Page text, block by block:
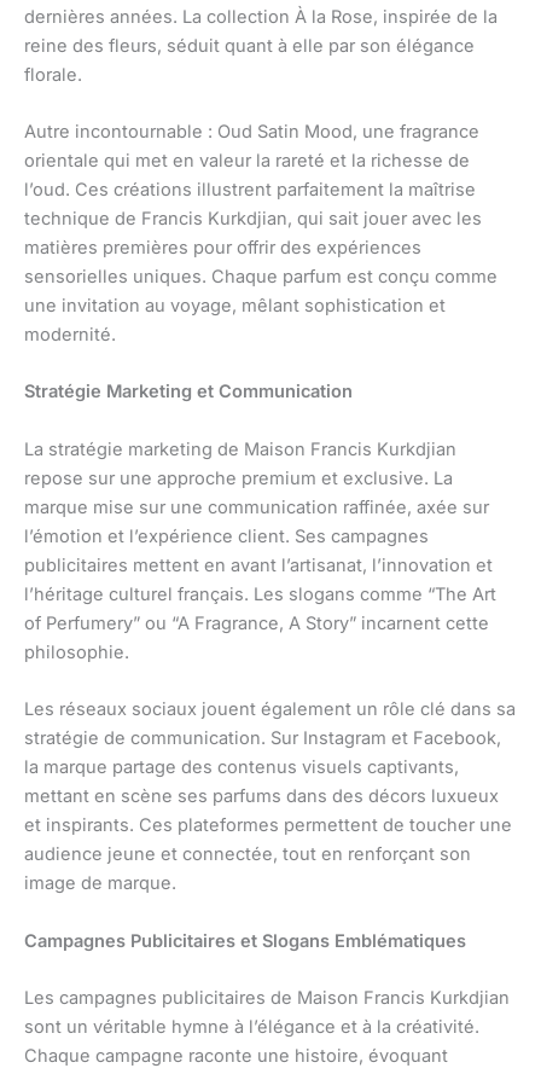
dernières années. La collection À la Rose, inspirée de la
reine des fleurs, séduit quant à elle par son élégance
florale.
Autre incontournable : Oud Satin Mood, une fragrance
orientale qui met en valeur la rareté et la richesse de
l’oud. Ces créations illustrent parfaitement la maîtrise
technique de Francis Kurkdjian, qui sait jouer avec les
matières premières pour offrir des expériences
sensorielles uniques. Chaque parfum est conçu comme
une invitation au voyage, mêlant sophistication et
modernité.
Stratégie Marketing et Communication
La stratégie marketing de Maison Francis Kurkdjian
repose sur une approche premium et exclusive. La
marque mise sur une communication raffinée, axée sur
l’émotion et l’expérience client. Ses campagnes
publicitaires mettent en avant l’artisanat, l’innovation et
l’héritage culturel français. Les slogans comme “The Art
of Perfumery” ou “A Fragrance, A Story” incarnent cette
philosophie.
Les réseaux sociaux jouent également un rôle clé dans sa
stratégie de communication. Sur Instagram et Facebook,
la marque partage des contenus visuels captivants,
mettant en scène ses parfums dans des décors luxueux
et inspirants. Ces plateformes permettent de toucher une
audience jeune et connectée, tout en renforçant son
image de marque.
Campagnes Publicitaires et Slogans Emblématiques
Les campagnes publicitaires de Maison Francis Kurkdjian
sont un véritable hymne à l’élégance et à la créativité.
Chaque campagne raconte une histoire, évoquant